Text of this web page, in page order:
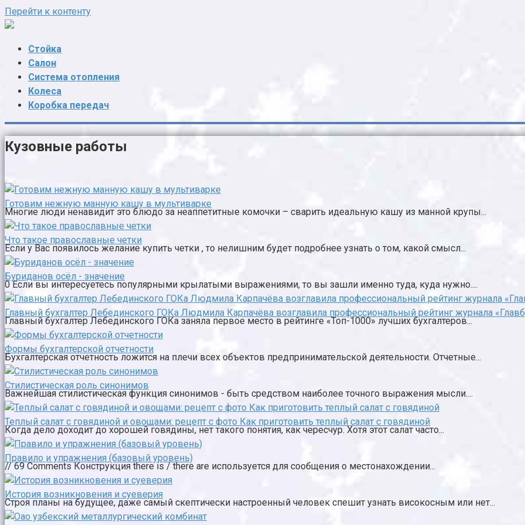
Перейти к контенту
Стойка
Салон
Система отопления
Колеса
Коробка передач
Кузовные работы
Готовим нежную манную кашу в мультиварке
Многие люди ненавидит это блюдо за неаппетитные комочки – сварить идеальную кашу из манной крупы...
Что такое православные четки
Если у Вас появилось желание купить четки , то нелишним будет подробнее узнать о том, какой смысл...
Буриданов осёл - значение
0 Если вы интересуетесь популярными крылатыми выражениями, то вы зашли именно туда, куда нужно....
Главный бухгалтер Лебединского ГОКа Людмила Карпачёва возглавила профессиональный рейтинг журнала
Главный бухгалтер Лебединского ГОКа заняла первое место в рейтинге «Топ-1000» лучших бухгалтеров...
Формы бухгалтерской отчетности
Бухгалтерская отчетность ложится на плечи всех объектов предпринимательской деятельности. Отчетные...
Стилистическая роль синонимов
Важнейшая стилистическая функция синонимов - быть средством наиболее точного выражения мысли....
Теплый салат с говядиной и овощами: рецепт с фото Как приготовить теплый салат с говядиной
Когда дело доходит до хорошей говядины, нет такого понятия, как чересчур. Хотя этот салат часто...
Правило и упражнения (базовый уровень)
// 69 Comments Конструкция there is / there are используется для сообщения о местонахождении...
История возникновения и суеверия
Строя планы на будущее, даже самый скептически настроенный человек спешит узнать високосным или нет...